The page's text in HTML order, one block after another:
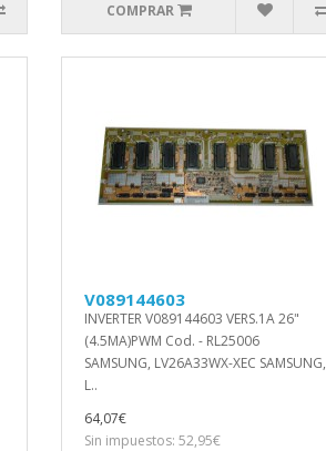
COMPRAR
V089144603
INVERTER V089144603 VERS.1A 26"
(4.5MA)PWM Cod. - RL25006
SAMSUNG, LV26A33WX-XEC SAMSUNG,
L..
64,07€
Sin impuestos: 52,95€